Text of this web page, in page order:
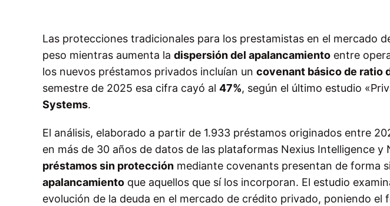
Las protecciones tradicionales para los prestamistas en el mercado
peso mientras aumenta la dispersión del apalancamiento entre
los nuevos préstamos privados incluían un covenant básico de ratio
semestre de 2025 esa cifra cayó al 47%, según el último estudio
Systems.
El análisis, elaborado a partir de 1.933 préstamos originados entre
en más de 30 años de datos de las plataformas Nexius Intelligence y
préstamos sin protección mediante covenants presentan de forma
apalancamiento que aquellos que sí los incorporan. El estudio
evolución de la deuda en el mercado de crédito privado, poniendo el